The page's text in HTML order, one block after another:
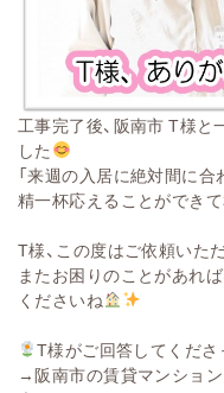
工事完了後、阪南市 T様
した
「来週の入居に絶対間に合
精一杯応えることができ
T様、この度はご依頼いた
またお困りのことがあれ
くださいね
T様がご回答してくだ
→阪南市の賃貸マンショ